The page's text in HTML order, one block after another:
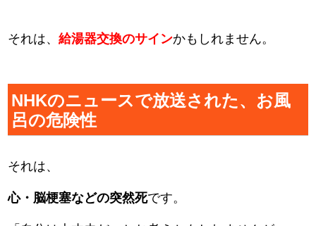
それは、給湯器交換のサインかもしれません。
NHKのニュースで放送された、お風
呂の危険性
それは、
心・脳梗塞などの突然死です。